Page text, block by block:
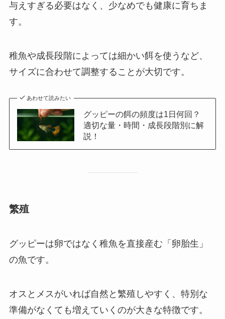
与えすぎる必要はなく、少なめでも健康に育ちま
す。
稚魚や成長段階によっては細かい餌を使うなど、
サイズに合わせて調整することが大切です。
あわせて読みたい
グッピーの餌の頻度は1日何回？
適切な量・時間・成長段階別に解
説！
繁殖
グッピーは卵ではなく稚魚を直接産む「卵胎生」
の魚です。
オスとメスがいれば自然と繁殖しやすく、特別な
準備がなくても増えていくのが大きな特徴です。